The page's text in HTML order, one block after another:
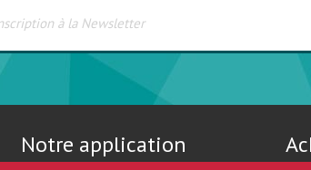
Notre application